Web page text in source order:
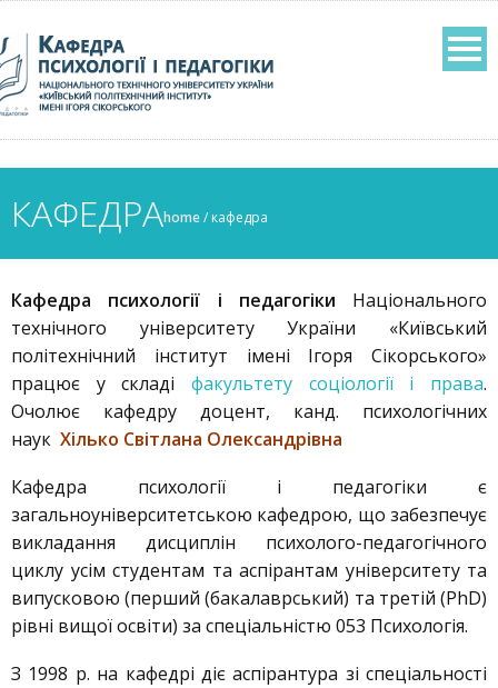
КАФЕДРАhome/ кафедра
Кафедра психології і педагогіки Національного
технічного університету України «Київський
політехнічний інститут імені Ігоря Сікорського»
працює у складі факультету соціології і права.
Очолює кафедру доцент, канд. психологічних
наук Хілько Світлана Олександрівна
Кафедра психології і педагогіки є
загальноуніверситетською кафедрою, що забезпечує
викладання дисциплін психолого-педагогічного
циклу усім студентам та аспірантам університету та
випусковою (перший (бакалаврський) та третій (PhD)
рівні вищої освіти) за спеціальністю 053 Психологія.
З 1998 р. на кафедрі діє аспірантура зі спеціальності